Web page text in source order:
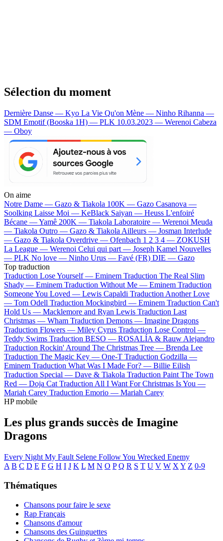
Sélection du moment
Dernière Danse — Kyo La Vie Qu'on Mène — Ninho Rihanna —
SDM Emotif (Booska 1H) — PLK 10.03.2023 — Werenoi Cabeza
— Oboy
On aime
Notre Dame — Gazo & Tiakola 100K — Gazo Casanova —
Soolking Laisse Moi — KeBlack Saiyan — Heuss L'enfoiré
Bécane —Yamê 200K — Tiakola Laboratoire — Werenoi Meuda
— Tiakola Outro — Gazo & Tiakola Ailleurs — Josman Interlude
— Gazo & Tiakola Overdrive — Ofenbach 1 2 3 4 — ZOKUSH
La League — Werenoi Celui qui part — Joseph Kamel Nouvelles
— PLK No love — Ninho Urus — Favé (FR) DIE — Gazo
Top traduction
Traduction Lose Yourself — Eminem Traduction The Real Slim
Shady — Eminem Traduction Without Me — Eminem Traduction
Someone You Loved — Lewis Capaldi Traduction Another Love
— Tom Odell Traduction Mockingbird — Eminem Traduction Can't
Hold Us — Macklemore and Ryan Lewis Traduction Last
Christmas — Wham Traduction Demons — Imagine Dragons
Traduction Flowers — Miley Cyrus Traduction Lose Control —
Teddy Swims Traduction BESO — ROSALÍA & Rauw Alejandro
Traduction Rockin' Around The Christmas Tree — Brenda Lee
Traduction The Magic Key — One-T Traduction Godzilla —
Eminem Traduction What Was I Made For? — Billie Eilish
Traduction Special — Dave & Tiakola Traduction Paint The Town
Red — Doja Cat Traduction All I Want For Christmas Is You —
Mariah Carey Traduction Emorio — Mariah Carey
HP mobile
Les plus grands succès de Imagine
Dragons
Every Night My Fault Selene Follow You Wrecked Enemy
A B C D E F G H I J K L M N O P Q R S T U V W X Y Z 0-9
Thématiques
Chansons pour faire le sexe
Rap Français
Chansons d'amour
Chansons des Guinguettes